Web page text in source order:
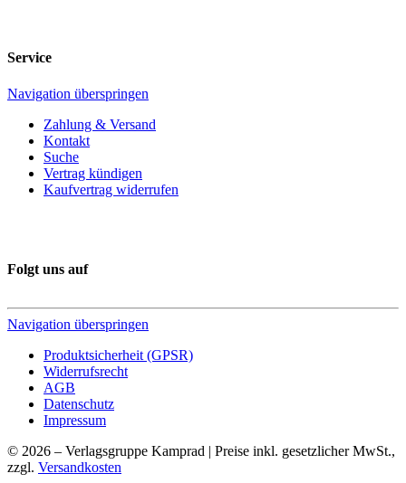
Service
Navigation überspringen
Zahlung & Versand
Kontakt
Suche
Vertrag kündigen
Kaufvertrag widerrufen
Folgt uns auf
Navigation überspringen
Produktsicherheit (GPSR)
Widerrufsrecht
AGB
Datenschutz
Impressum
© 2026 – Verlagsgruppe Kamprad | Preise inkl. gesetzlicher MwSt.,
zzgl. Versandkosten